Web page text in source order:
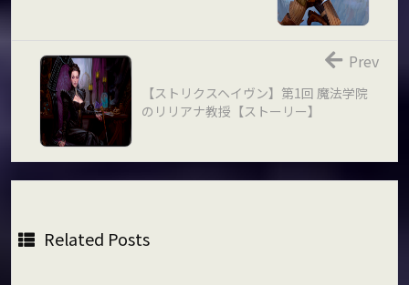
【ストリクスヘイヴン】第1回 魔法学院
のリリアナ教授【ストーリー】
Prev
Related Posts